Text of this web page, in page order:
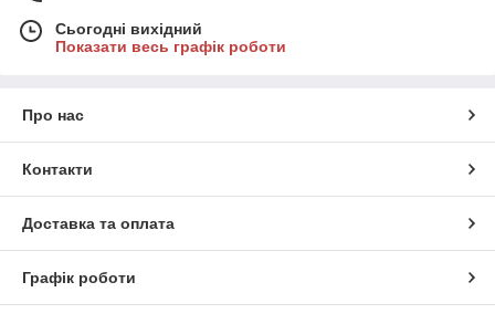
Сьогодні вихідний
Показати весь графік роботи
Про нас
Контакти
Доставка та оплата
Графік роботи